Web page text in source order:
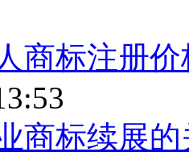
商标注册
商标续展